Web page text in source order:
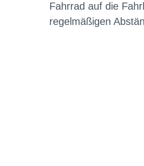
Fahrrad auf die
regelmäßigen